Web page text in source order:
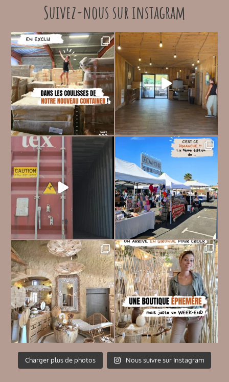
Suivez-nous sur instagram
Charger plus de photos Nous suivre sur Instagram